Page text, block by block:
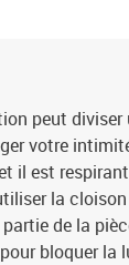
peut
votre
il est
la
de la
bloquer la